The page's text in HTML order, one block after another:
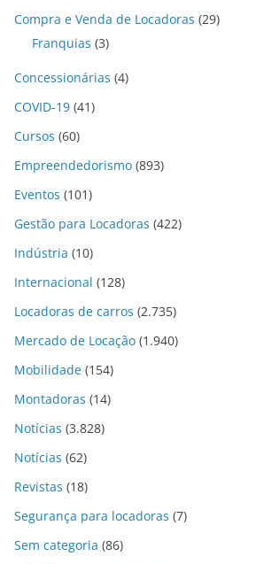
Compra e Venda de Locadoras (29)
Franquias (3)
Concessionárias (4)
COVID-19 (41)
Cursos (60)
Empreendedorismo (893)
Eventos (101)
Gestão para Locadoras (422)
Indústria (10)
Internacional (128)
Locadoras de carros (2.735)
Mercado de Locação (1.940)
Mobilidade (154)
Montadoras (14)
Notícias (3.828)
Notícias (62)
Revistas (18)
Segurança para locadoras (7)
Sem categoria (86)